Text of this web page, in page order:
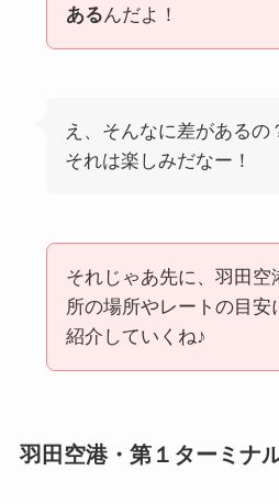
あるんだよ！
え、そんなに差があるの
それは楽しみだなー！
それじゃあ先に、羽田空
所の場所やレートの目安
紹介していくね♪
羽田空港・第１ターミナ